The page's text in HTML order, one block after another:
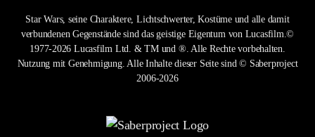
Star Wars, seine Charaktere, Lichtschwerter, Kostüme und alle damit
verbundenen Gegenstände sind das geistige Eigentum von Lucasfilm.©
1977-2026 Lucasfilm Ltd. & TM und ®. Alle Rechte vorbehalten.
Nutzung mit Genehmigung. Alle Inhalte dieser Seite sind © Saberproject
2006-2026